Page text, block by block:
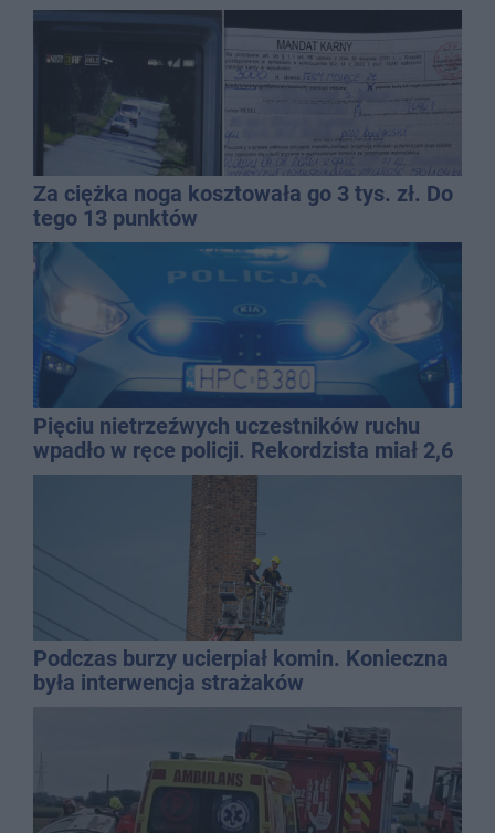
Za ciężka noga kosztowała go 3 tys. zł. Do
tego 13 punktów
Pięciu nietrzeźwych uczestników ruchu
wpadło w ręce policji. Rekordzista miał 2,6
promila
Podczas burzy ucierpiał komin. Konieczna
była interwencja strażaków